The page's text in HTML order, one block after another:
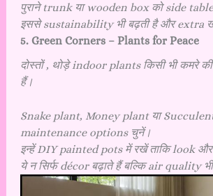
पुराने trunk या wooden box को side
इससे sustainability भी बढ़ती है और extra
5. Green Corners – Plants for Peace
दोस्तों , थोड़े indoor plants किसी भी कमरे
हैं।
Snake plant, Money plant या
maintenance options चुनें।
इन्हें DIY painted pots में रखें ताकि look
ये न सिर्फ décor बढ़ाते हैं बल्कि air quality